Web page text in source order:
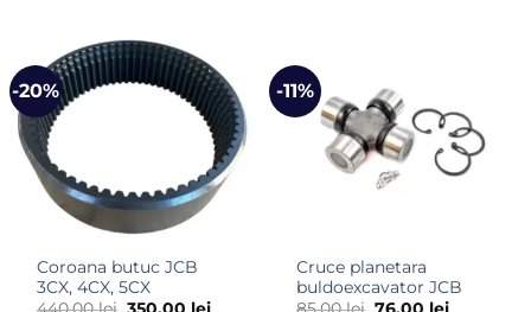
-20%
Coroana butuc JCB
3CX, 4CX, 5CX
Prețul
Prețul
-11%
Cruce planetara
buldoexcavator JCB
Prețul
Prețul